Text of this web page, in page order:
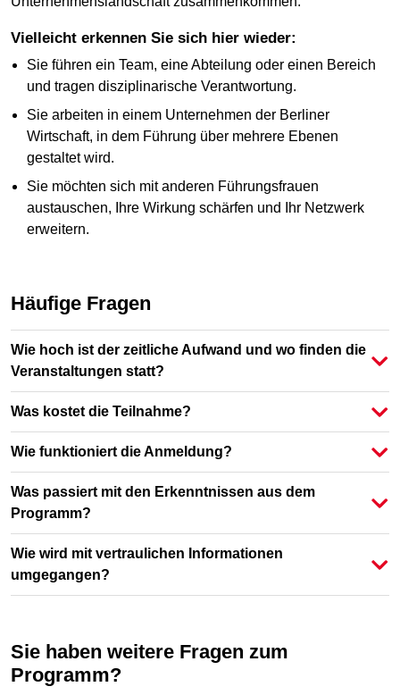
Vielleicht erkennen Sie sich hier wieder:
Sie führen ein Team, eine Abteilung oder einen Bereich
und tragen disziplinarische Verantwortung.
Sie arbeiten in einem Unternehmen der Berliner
Wirtschaft, in dem Führung über mehrere Ebenen
gestaltet wird.
Sie möchten sich mit anderen Führungsfrauen
austauschen, Ihre Wirkung schärfen und Ihr Netzwerk
erweitern.
Häufige Fragen
Wie hoch ist der zeitliche Aufwand und wo finden die
Veranstaltungen statt?
Was kostet die Teilnahme?
Wie funktioniert die Anmeldung?
Was passiert mit den Erkenntnissen aus dem
Programm?
Wie wird mit vertraulichen Informationen
umgegangen?
Sie haben weitere Fragen zum
Programm?